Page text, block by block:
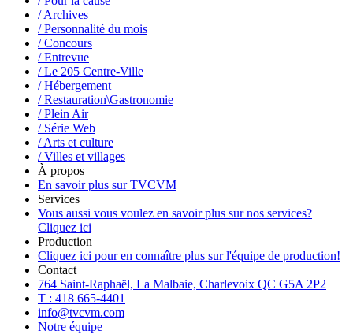
/ Archives
/ Personnalité du mois
/ Concours
/ Entrevue
/ Le 205 Centre-Ville
/ Hébergement
/ Restauration\Gastronomie
/ Plein Air
/ Série Web
/ Arts et culture
/ Villes et villages
À propos
En savoir plus sur TVCVM
Services
Vous aussi vous voulez en savoir plus sur nos services?
Cliquez ici
Production
Cliquez ici pour en connaître plus sur l'équipe de production!
Contact
764 Saint-Raphaël, La Malbaie, Charlevoix QC G5A 2P2
T : 418 665-4401
info@tvcvm.com
Notre équipe